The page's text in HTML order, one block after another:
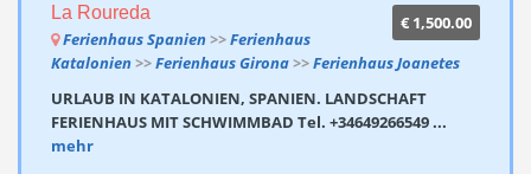
€ 1,500.00
La Roureda
Ferienhaus Spanien >>Ferienhaus
Katalonien >>Ferienhaus Girona>>Ferienhaus Joanetes
URLAUB IN KATALONIEN, SPANIEN. LANDSCHAFT
FERIENHAUS MIT SCHWIMMBAD Tel. +34649266549 ...
mehr